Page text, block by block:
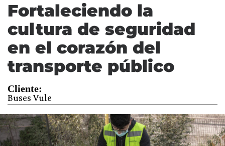
Fortaleciendo la
cultura de seguridad
en el corazón del
transporte público
Cliente:
Buses Vule